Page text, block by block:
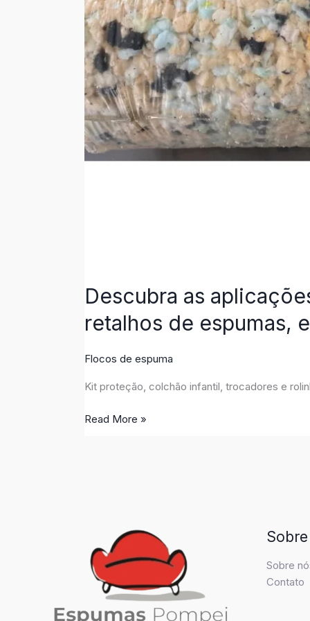
Descubra as
retalhos de espumas,
Flocos de espuma
Kit proteção, colchão infantil, trocadores e
Read More »
Sobre
Contato